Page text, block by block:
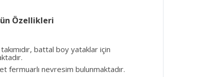
battal boy yataklar için
fermuarlı nevresim bulunmaktadır.